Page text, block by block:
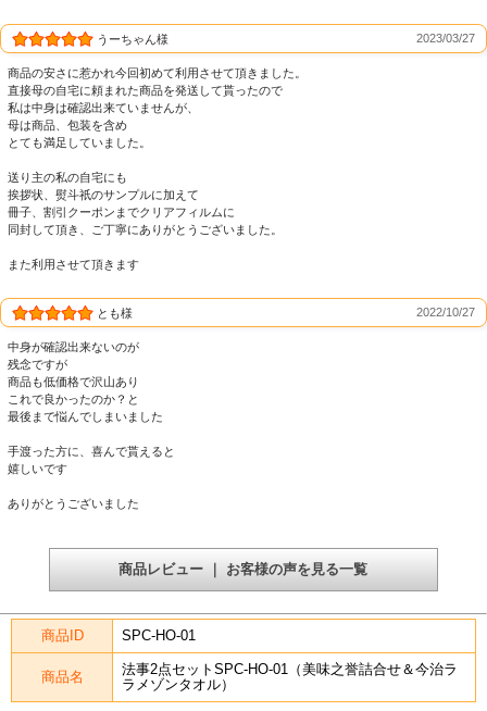
うーちゃん様 2023/03/27
商品の安さに惹かれ今回初めて利用させて頂きました。
直接母の自宅に頼まれた商品を発送して貰ったので
私は中身は確認出来ていませんが、
母は商品、包装を含め
とても満足していました。
送り主の私の自宅にも
挨拶状、熨斗祇のサンプルに加えて
冊子、割引クーポンまでクリアフィルムに
同封して頂き、ご丁寧にありがとうございました。
また利用させて頂きます
とも様 2022/10/27
中身が確認出来ないのが
残念ですが
商品も低価格で沢山あり
これで良かったのか？と
最後まで悩んでしまいました
手渡った方に、喜んで貰えると
嬉しいです
ありがとうございました
商品レビュー ｜ お客様の声を見る一覧
商品ID SPC-HO-01
商品名
法事2点セットSPC-HO-01（美味之誉詰合せ＆今治ラ
ラメゾンタオル）